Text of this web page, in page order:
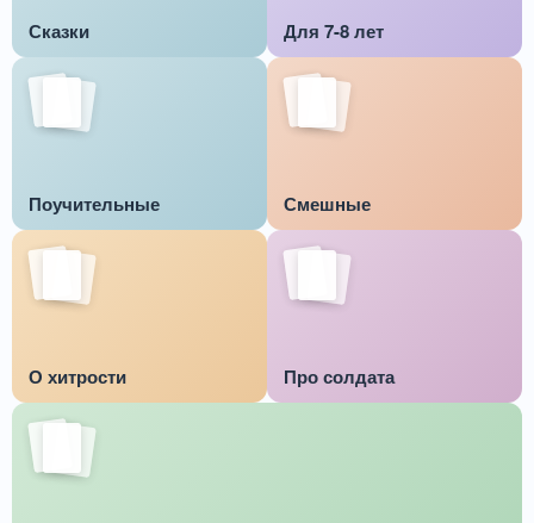
Сказки Для 7-8 лет
Поучительные Смешные
О хитрости Про солдата